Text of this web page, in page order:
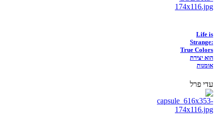
Life is
Strange:
True Colors
הוא יצירת
אומנות
עדי פרל